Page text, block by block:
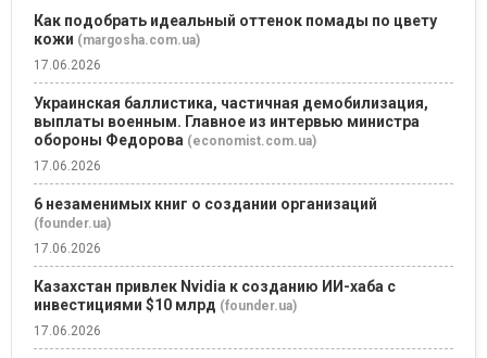
Как подобрать идеальный оттенок помады по цвету
кожи (margosha.com.ua)
17.06.2026
Украинская баллистика, частичная демобилизация,
выплаты военным. Главное из интервью министра
обороны Федорова (economist.com.ua)
17.06.2026
6 незаменимых книг о создании организаций
(founder.ua)
17.06.2026
Казахстан привлек Nvidia к созданию ИИ-хаба с
инвестициями $10 млрд (founder.ua)
17.06.2026